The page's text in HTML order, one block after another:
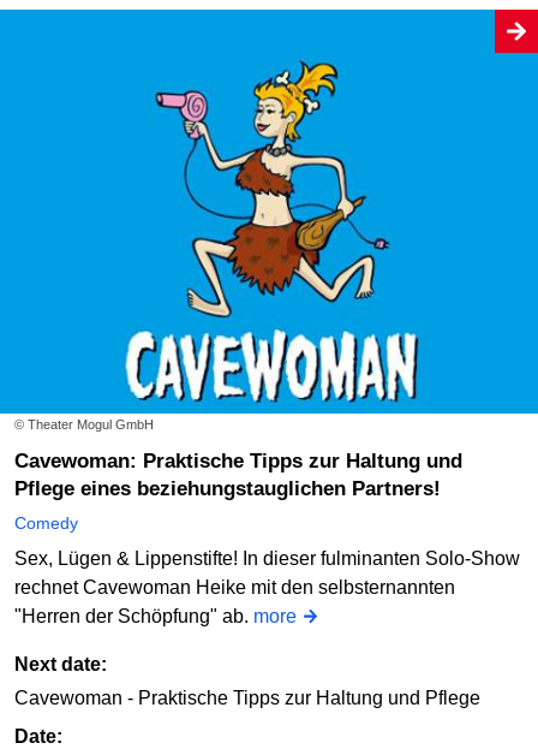
© Theater Mogul GmbH
Cavewoman: Praktische Tipps zur Haltung und
Pflege eines beziehungstauglichen Partners!
Comedy
Sex, Lügen & Lippenstifte! In dieser fulminanten Solo-Show
rechnet Cavewoman Heike mit den selbsternannten
"Herren der Schöpfung" ab. more
Next date:
Cavewoman - Praktische Tipps zur Haltung und Pflege
Date: